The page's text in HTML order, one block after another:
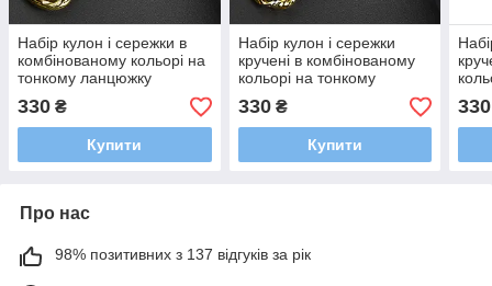
Набір кулон і сережки в
комбінованому кольорі на
тонкому ланцюжку
сережки диметр 35 мм
довжина ланцюга 45 см
330 ₴
Купити
Набір кулон і сережки
кручені в комбінованому
кольорі на тонкому
ланцюжку сережки диметр
35 мм довжина ланцюга
45 см
330₴
Купити
35
45
330
Про нас
98% позитивних з 137 відгуків за рік